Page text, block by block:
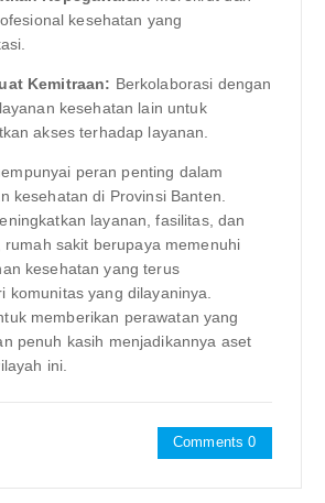
kesehatan yang
Kemitraan: Berkolaborasi dengan
kesehatan lain untuk
akses terhadap layanan.
peran penting dalam
kesehatan di Provinsi Banten.
layanan, fasilitas, dan
rumah sakit berupaya memenuhi
kesehatan yang terus
komunitas yang dilayaninya.
memberikan perawatan yang
penuh kasih menjadikannya aset
ini.
Comments 0